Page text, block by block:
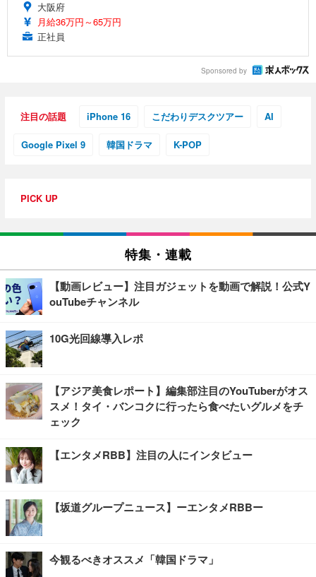
大阪府
月給36万円～65万円
正社員
Sponsored by
注目の話題 iPhone 16 こだわりデスクツアー AI
Google Pixel 9 韓国ドラマ K-POP
PICK UP
特集・連載
【動画レビュー】注目ガジェットを動画で解説！公式Y
ouTubeチャンネル
10G光回線導入レポ
【アジア美食レポート】編集部注目のYouTuberがオス
スメ！タイ・バンコクに行ったら食べたいグルメをチ
ェック
【エンタメRBB】注目の人にインタビュー
【坂道グループニュース】ーエンタメRBBー
今観るべきオススメ「韓国ドラマ」